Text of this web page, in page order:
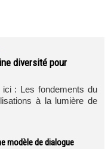
diversité pour
: Les fondements du
à la lumière de
modèle de dialogue